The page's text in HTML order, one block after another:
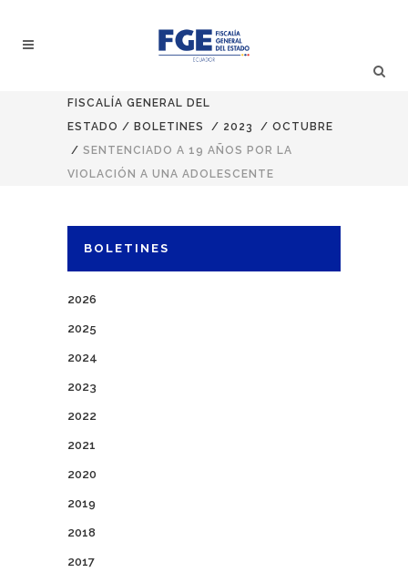
FISCALÍA GENERAL DEL
ESTADO / BOLETINES / 2023 / OCTUBRE
/ SENTENCIADO A 19 AÑOS POR LA
VIOLACIÓN A UNA ADOLESCENTE
BOLETINES
2026
2025
2024
2023
2022
2021
2020
2019
2018
2017